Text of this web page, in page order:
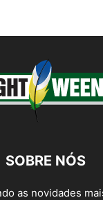
SOBRE NÓS
as novidades